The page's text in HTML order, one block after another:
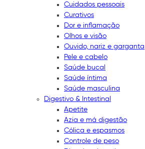
Cuidados pessoais
Curativos
Dor e inflamação
Olhos e visão
Ouvido, nariz e garganta
Pele e cabelo
Saúde bucal
Saúde íntima
Saúde masculina
Digestivo & Intestinal
Apetite
Azia e má digestão
Cólica e espasmos
Controle de peso